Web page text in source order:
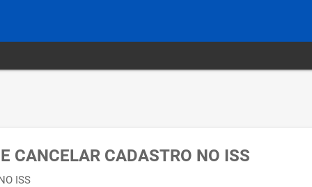
CANCELAR CADASTRO NO ISS
ISS